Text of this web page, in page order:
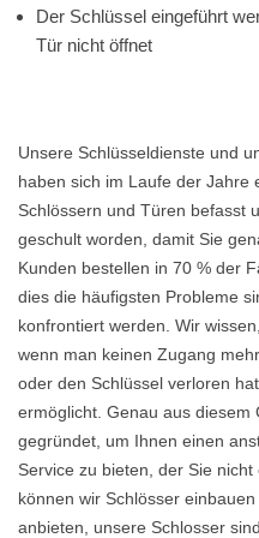
Der Schlüssel eingeführt
Tür nicht öffnet
Unsere Schlüsseldienste und
haben sich im Laufe der Jahre
Schlössern und Türen befasst
geschult worden, damit Sie
Kunden bestellen in 70 % der
dies die häufigsten Probleme
konfrontiert werden. Wir
wenn man keinen Zugang
oder den Schlüssel verloren
ermöglicht. Genau aus
gegründet, um Ihnen einen
Service zu bieten, der Sie
können wir Schlösser
anbieten, unsere Schlosser